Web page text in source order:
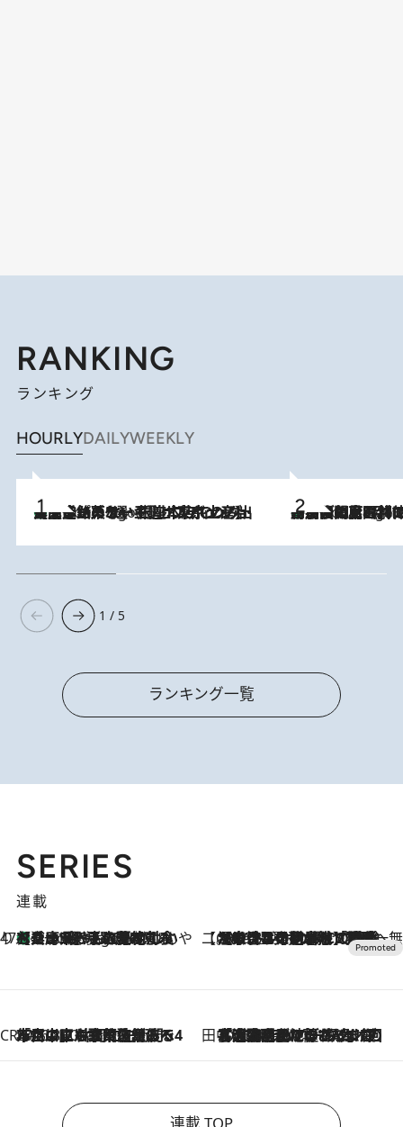
RANKING
ランキング
HOURLYDAILYWEEKLY
7 Hours Ago
【間違いのない王道・東京土産】資生堂パーラー 銀座本店でのみ出会える銘菓5選《極上プディング・濃厚チーズケーキ・ボンボンショコラほか》 7 Hours Ago
「最後に見られてよかった」上野動物園の東園パンダ舎が解体前に特別公開。8月16日まで延長されたパネル展と共に辿る“半世紀”のパンダ飼育《解体工事の図面あり》
1 / 5
ランキング一覧
SERIES
連載
47都道府県の手みやげ ひんやりスイーツで夏を満喫
7 Hours Ago
【兵庫県】この夏絶対食べたい 冷やしておいしいおやつ3選 淡路島の恵みをジェラートに集約 【CREA×星野リゾート】唯一無二。癒しと発見が待つ場所へ
2026.8.7
【トンボの足水浴】ヒノキの香りに包まれて涼感マックス！約13℃の湧水かけ流しを避暑地「星野温泉 トンボの湯」で体験
CREA'S CHOICE
2026.8.7
「立川にも歌舞伎があるんだよ」 片岡仁左衛門・市川中車ら豪華座組みで4年目の立川立飛歌舞伎へ 田中稲の勝手に再ブーム
2026.8.7
「湘南乃風に憧れて」観客大盛上がりの“タオル回し”に、ラッパー顔負けの高速歌唱まで…さだまさし（74）のアグレッシブすぎる現在地